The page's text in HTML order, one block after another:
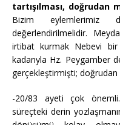
tartışılması, doğrudan
Bizim eylemlerimiz
değerlendirilmelidir.
irtibat kurmak Nebevi bir
kadarıyla Hz. Peygamber
gerçekleştirmişti; doğrudan
-20/83 ayeti çok
süreçteki derin